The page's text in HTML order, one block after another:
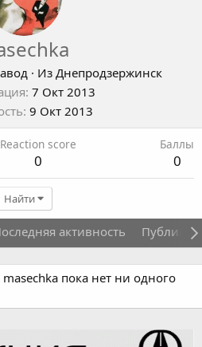
· Из Днепродзержинск
7 Окт 2013
9 Окт 2013
Reaction score
0
Баллы
0
Найти
активность
пока нет ни одного